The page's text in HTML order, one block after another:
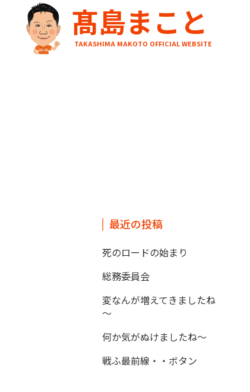
髙島まこと
TAKASHIMA MAKOTO OFFICIAL WEBSITE
HOME ブログ 森との境界線
最近の投稿
死のロードの始まり
総務委員会
変なんが増えてきましたね
～
何か気がぬけましたね～
戦ふ最前線・・ボタン